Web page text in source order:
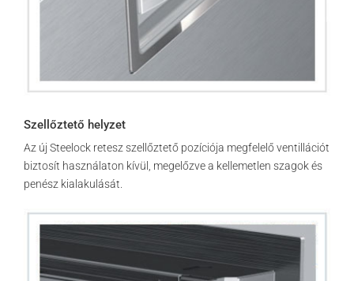
Szellőztető helyzet
Az új Steelock retesz szellőztető pozíciója megfelelő ventillációt
biztosít használaton kívül, megelőzve a kellemetlen szagok és
penész kialakulását.